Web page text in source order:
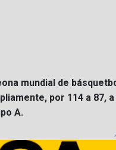
mundial de
por 114 a 87,
A.